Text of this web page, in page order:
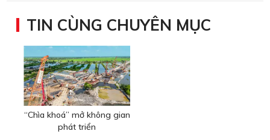
TIN CÙNG CHUYÊN MỤC
“Chìa khoá” mở không gian
phát triển